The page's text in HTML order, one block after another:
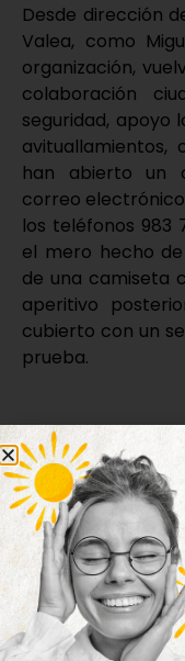
Desde dirección
Valea, como
organización,
colaboración
seguridad, apoyo
avituallamientos,
han abierto un
correo
los teléfonos 983
el mero hecho
de una camiseta
aperitivo
cubierto con un
prueba.
Nueva
Hazte ya con la
la revista
imagen para